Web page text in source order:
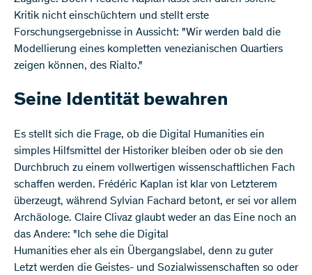
Kritik nicht einschüchtern und stellt erste
Forschungsergebnisse in Aussicht: "Wir werden bald die
Modellierung eines kompletten venezianischen Quartiers
zeigen können, des Rialto."
Seine Identität bewahren
Es stellt sich die Frage, ob die Digital Humanities ein
simples Hilfsmittel der Historiker bleiben oder ob sie den
Durchbruch zu einem vollwertigen wissenschaftlichen Fach
schaffen werden. Frédéric Kaplan ist klar von Letzterem
überzeugt, während Sylvian Fachard betont, er sei vor allem
Archäologe. Claire Clivaz glaubt weder an das Eine noch an
das Andere: "Ich sehe die Digital
Humanities eher als ein Übergangslabel, denn zu guter
Letzt werden die Geistes- und Sozialwissenschaften so oder